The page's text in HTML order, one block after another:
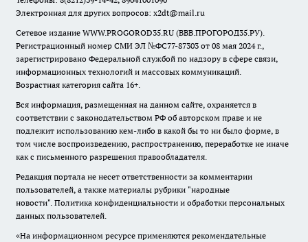
Электронная для других вопросов: x2dt@mail.ru
Сетевое издание WWW.PROGOROD35.RU (ВВВ.ПРОГОРОД35.РУ).
Регистрационный номер СМИ ЭЛ №ФС77-87303 от 08 мая 2024 г.,
зарегистрировано Федеральной службой по надзору в сфере связи,
информационных технологий и массовых коммуникаций.
Возрастная категория сайта 16+.
Вся информация, размещенная на данном сайте, охраняется в
соответствии с законодательством РФ об авторском праве и не
подлежит использованию кем-либо в какой бы то ни было форме, в
том числе воспроизведению, распространению, переработке не иначе
как с письменного разрешения правообладателя.
Редакция портала не несет ответственности за комментарии
пользователей, а также материалы рубрики "народные
новости". Политика конфиденциальности и обработки персональных
данных пользователей.
«На информационном ресурсе применяются рекомендательные